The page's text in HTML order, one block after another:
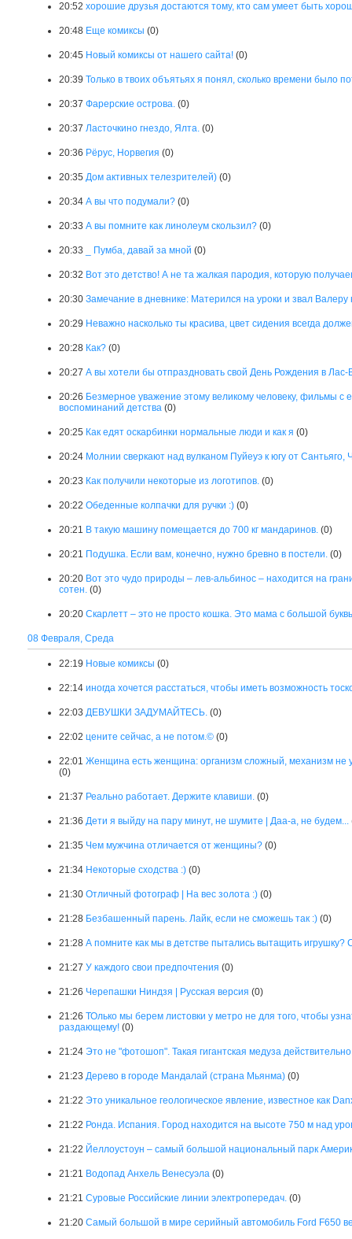
20:52 хорошие друзья достаются тому, кто сам умеет быть
20:48 Еще комиксы (0)
20:45 Новый комиксы от нашего сайта! (0)
20:39 Только в твоих объятьях я понял, сколько времени было
20:37 Фарерские острова. (0)
20:37 Ласточкино гнездо, Ялта. (0)
20:36 Рёрус, Норвегия (0)
20:35 Дом активных телезрителей) (0)
20:34 А вы что подумали? (0)
20:33 А вы помните как линолеум скользил? (0)
20:33 _ Пумба, давай за мной (0)
20:32 Вот это детство! А не та жалкая пародия, которую
20:30 Замечание в дневнике: Матерился на уроки и звал
20:29 Неважно насколько ты красива, цвет сидения всегда
20:28 Как? (0)
20:27 А вы хотели бы отпраздновать свой День Рождения в Лас-
20:26 Безмерное уважение этому великому человеку, фильмы с
воспоминаний детства (0)
20:25 Как едят оскарбинки нормальные люди и как я (0)
20:24 Молнии сверкают над вулканом Пуйеуэ к югу от Сантьяго,
20:23 Как получили некоторые из логотипов. (0)
20:22 Обеденные колпачки для ручки :) (0)
20:21 В такую машину помещается до 700 кг мандаринов. (0)
20:21 Подушка. Если вам, конечно, нужно бревно в постели. (0)
20:20 Вот это чудо природы – лев-альбинос – находится на
сотен. (0)
20:20 Скарлетт – это не просто кошка. Это мама с большой
08 Февраля, Среда
22:19 Новые комиксы (0)
22:14 иногда хочется расстаться, чтобы иметь возможность
22:03 ДЕВУШКИ ЗАДУМАЙТЕСЬ. (0)
22:02 цените сейчас, а не потом.© (0)
22:01 Женщина есть женщина: организм сложный, механизм не
(0)
21:37 Реально работает. Держите клавиши. (0)
21:36 Дети я выйду на пару минут, не шумите | Даа-а, не будем...
21:35 Чем мужчина отличается от женщины? (0)
21:34 Некоторые сходства :) (0)
21:30 Отличный фотограф | На вес золота :) (0)
21:28 Безбашенный парень. Лайк, если не сможешь так :) (0)
21:28 А помните как мы в детстве пытались вытащить игрушку?
21:27 У каждого свои предпочтения (0)
21:26 Черепашки Ниндзя | Русская версия (0)
21:26 ТОлько мы берем листовки у метро не для того, чтобы
раздающему! (0)
21:24 Это не "фотошоп". Такая гигантская медуза
21:23 Дерево в городе Мандалай (страна Мьянма) (0)
21:22 Это уникальное геологическое явление, известное как
21:22 Ронда. Испания. Город находится на высоте 750 м над
21:22 Йеллоустоун – самый большой национальный парк
21:21 Водопад Анхель Венесуэла (0)
21:21 Суровые Российские линии электропередач. (0)
21:20 Cамый большой в мире серийный автомобиль Ford F650